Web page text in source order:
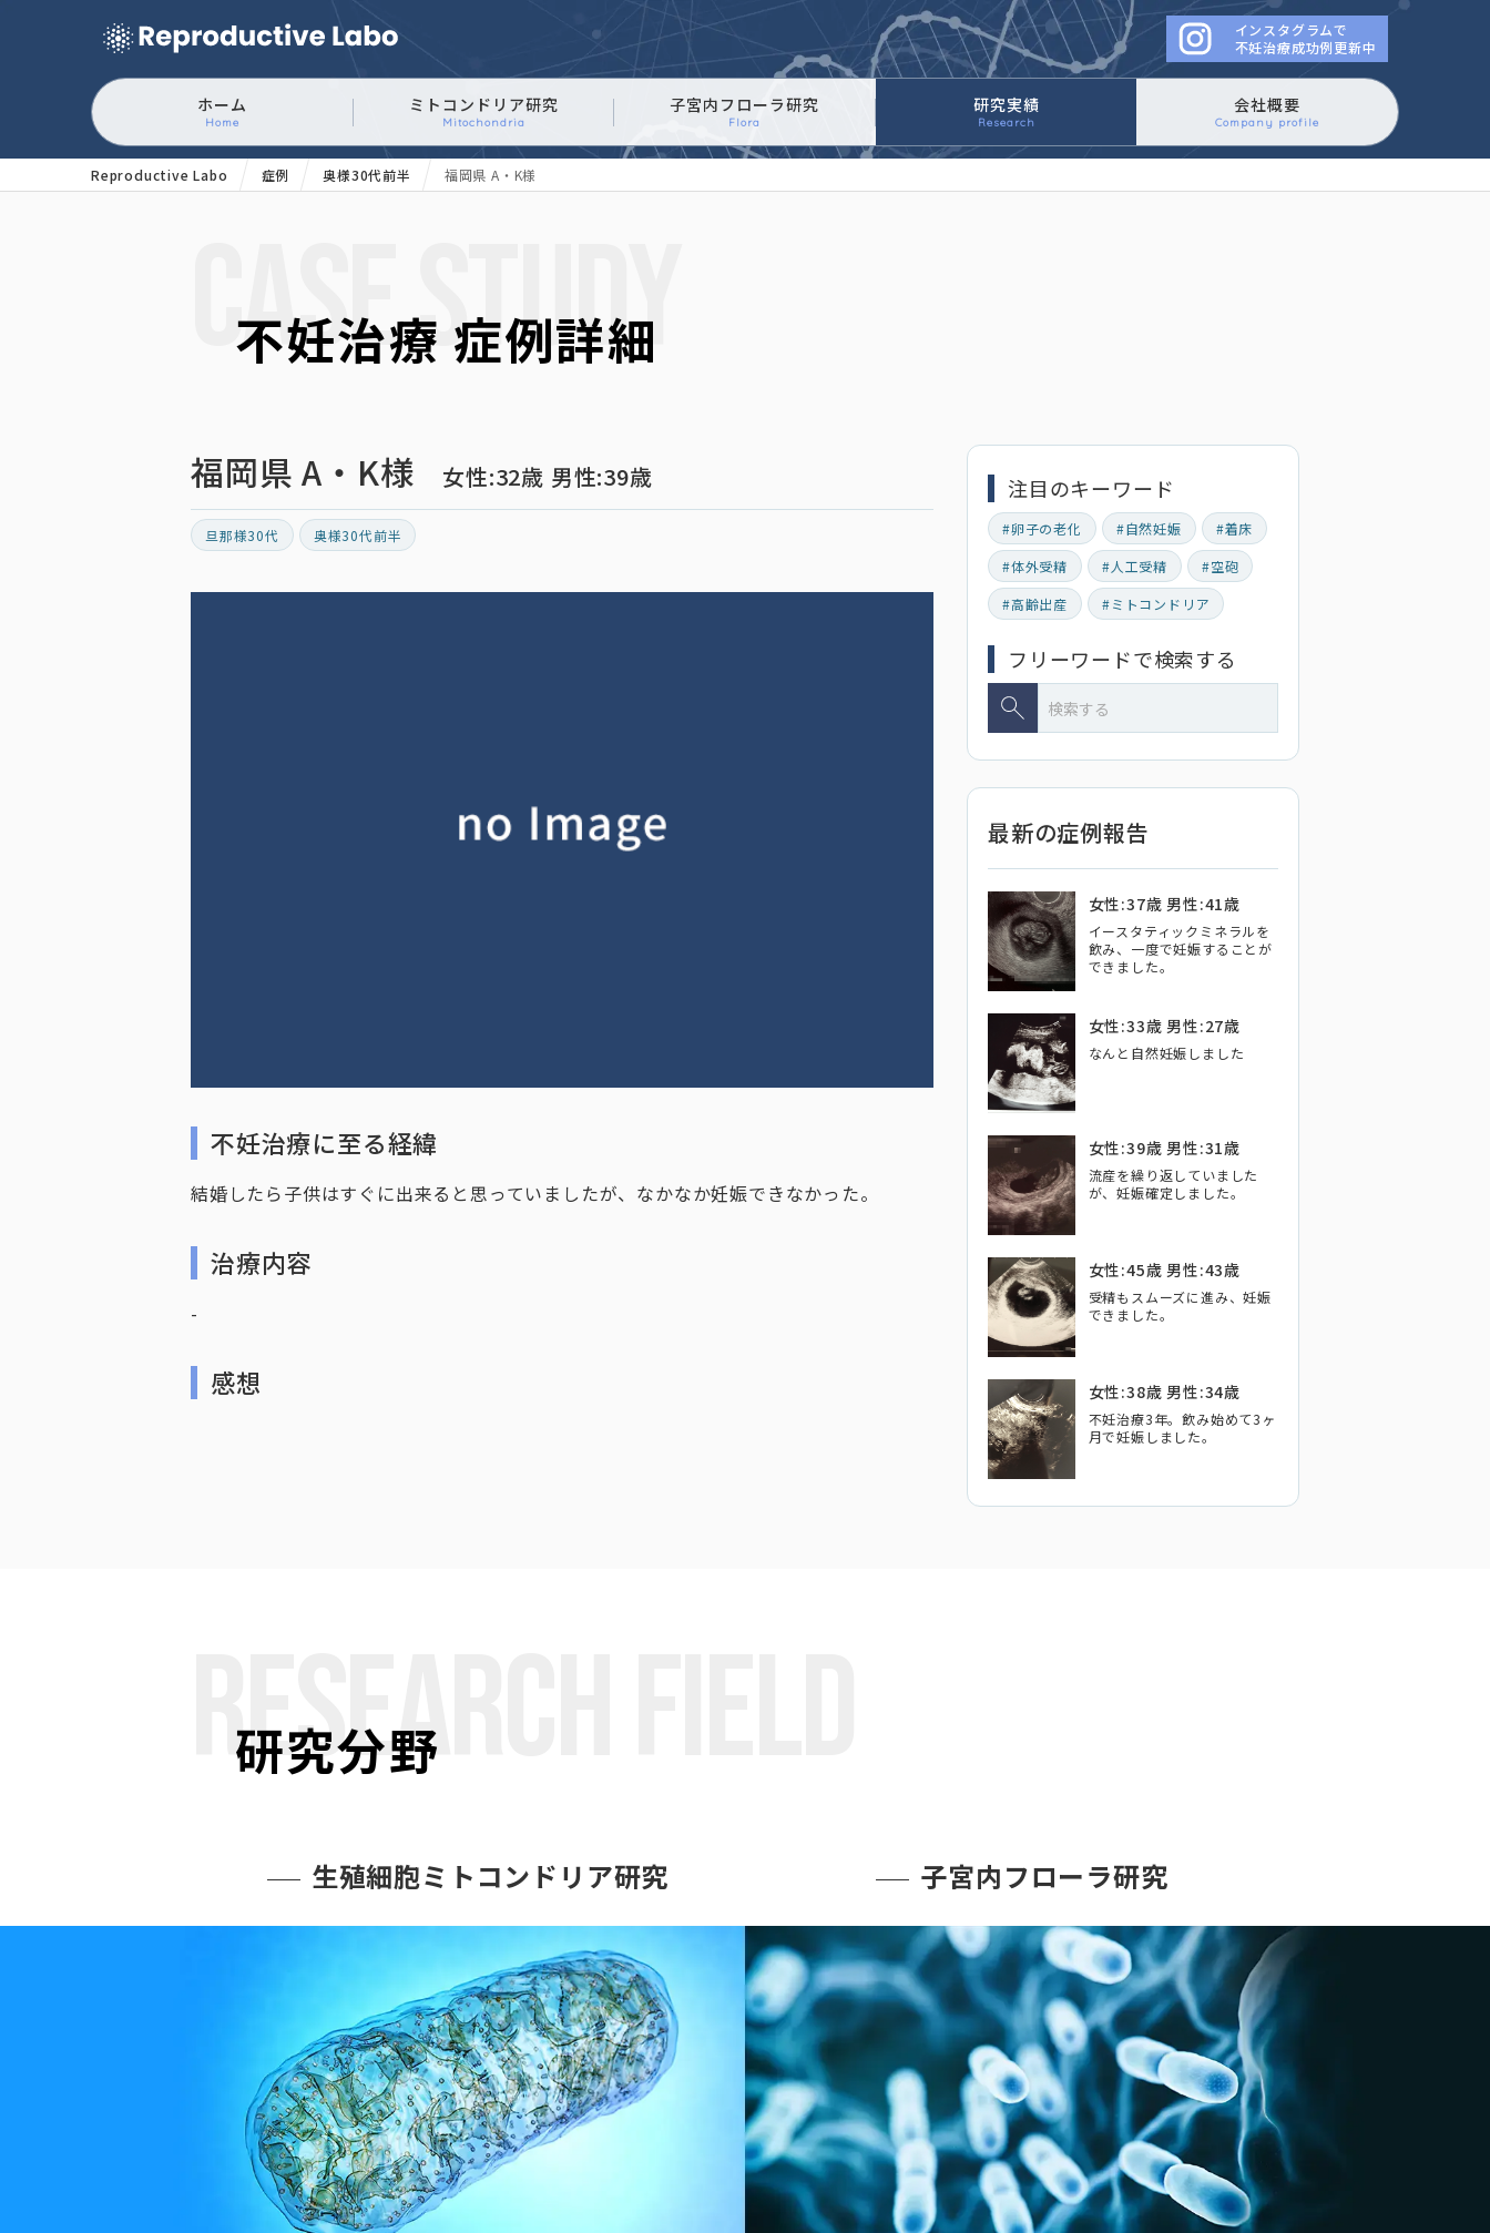
ミトコンドリアに働きかけるイースタティック
インスタグラムで
不妊治療成功例更新中
ホーム
Home
ミトコンドリア研究
Mitochondria
子宮内フローラ研究
Flora
研究実績
Research
会社概要
Company profile
Reproductive Labo 症例 奥様30代前半 福岡県 A・K様
CASE STUDY
不妊治療 症例詳細
福岡県 A・K様 女性:32歳 男性:39歳
旦那様30代 奥様30代前半
不妊治療に至る経緯
結婚したら子供はすぐに出来ると思っていましたが、なかなか妊娠できなかった。
治療内容
-
感想
注目のキーワード
#卵子の老化 #自然妊娠
#着床
#体外受精
#人工受精
#空砲
#高齢出産
#ミトコンドリア
フリーワードで検索する
最新の症例報告
女性:37歳 男性:41歳
イースタティックミネラルを
飲み、一度で妊娠することが
できました。
女性:33歳 男性:27歳
なんと自然妊娠しました
女性:39歳 男性:31歳
流産を繰り返していました
が、妊娠確定しました。
女性:45歳 男性:43歳
受精もスムーズに進み、妊娠
できました。
女性:38歳 男性:34歳
不妊治療3年。飲み始めて3ヶ
月で妊娠しました。
RESEARCH FIELD
研究分野
生殖細胞ミトコンドリア研究 子宮内フローラ研究